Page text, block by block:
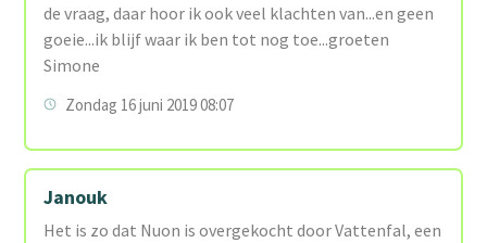
de vraag, daar hoor ik ook veel klachten van...en geen
goeie...ik blijf waar ik ben tot nog toe...groeten
Simone
Zondag 16 juni 2019 08:07
Janouk
Het is zo dat Nuon is overgekocht door Vattenfal, een